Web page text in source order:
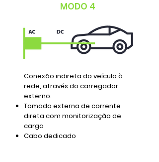
MODO 4
Conexão indireta do veículo à
rede, através do carregador
externo.
Tomada externa de corrente
direta com monitorização de
carga
Cabo dedicado